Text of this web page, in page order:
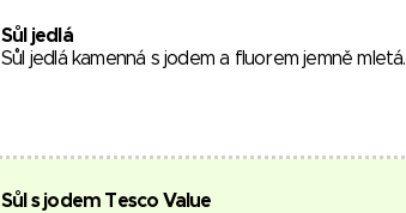
Sůl jedlá
Sůl jedlá kamenná s jodem a fluorem jemně mletá.
Sůl s jodem Tesco Value